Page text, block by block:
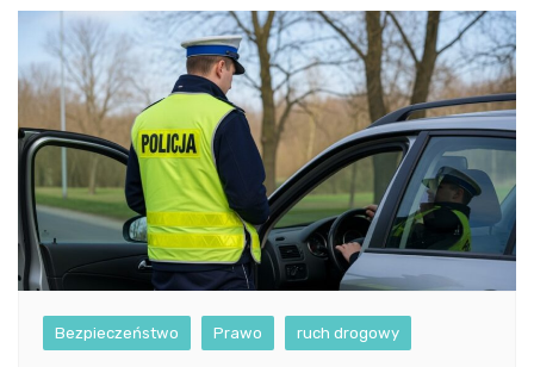
Bezpieczeństwo Prawo ruch drogowy